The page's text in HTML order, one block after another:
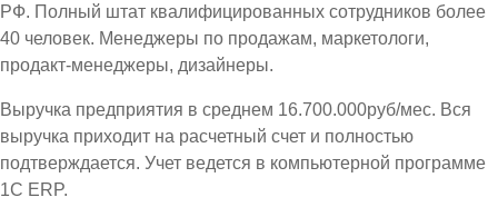
РФ. Полный штат квалифицированных сотрудников более
40 человек. Менеджеры по продажам, маркетологи,
продакт-менеджеры, дизайнеры.
Выручка предприятия в среднем 16.700.000руб/мес. Вся
выручка приходит на расчетный счет и полностью
подтверждается. Учет ведется в компьютерной программе
1С ЕRP.